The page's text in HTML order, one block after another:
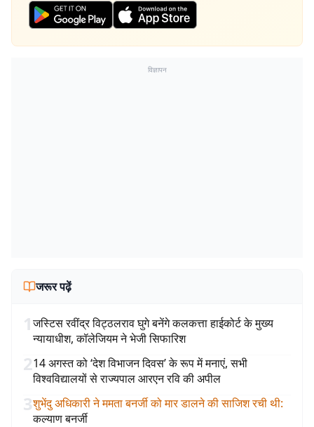
विज्ञापन
जरूर पढ़ें
1जस्टिस रवींद्र विट्ठलराव घुगे बनेंगे कलकत्ता हाईकोर्ट के मुख्य
न्यायाधीश, कॉलेजियम ने भेजी सिफारिश
214 अगस्त को ‘देश विभाजन दिवस’ के रूप में मनाएं, सभी
विश्वविद्यालयों से राज्यपाल आरएन रवि की अपील
3शुभेंदु अधिकारी ने ममता बनर्जी को मार डालने की साजिश रची थी:
कल्याण बनर्जी